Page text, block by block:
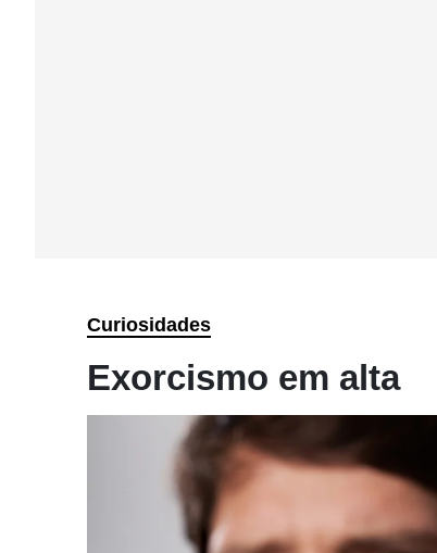
Curiosidades
Exorcismo em alta